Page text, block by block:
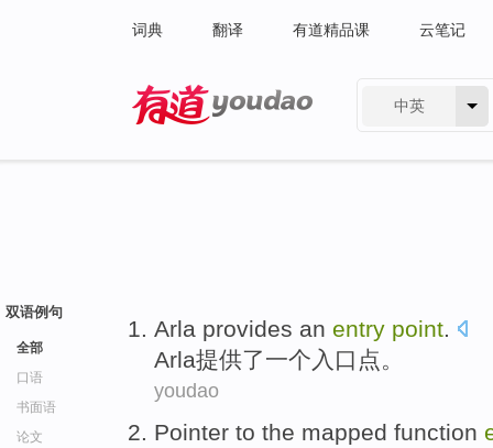
词典 翻译 有道精品课 云笔记
中英
双语例句
全部
口语
书面语
论文
Arla provides an entry point.
Arla提供了一个 入口 点。
youdao
Pointer to the mapped function